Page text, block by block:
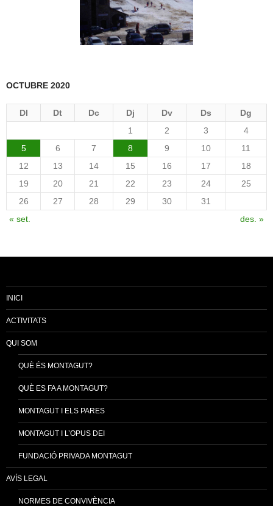
OCTUBRE 2020
Dl Dt Dc Dj Dv Ds
Dg
1
2 3
4
5
6 7 8 9 10
11
12
13 14 15 16 17
18
19
20 21 22 23 24
25
26
27 28 29 30
31
« set.
des. »
INICI
ACTIVITATS
QUI SOM
QUÈ ÉS MONTAGUT?
QUÈ ES FA A MONTAGUT?
MONTAGUT I ELS PARES
MONTAGUT I L’OPUS DEI
FUNDACIÓ PRIVADA MONTAGUT
AVÍS LEGAL
NORMES DE CONVIVÈNCIA